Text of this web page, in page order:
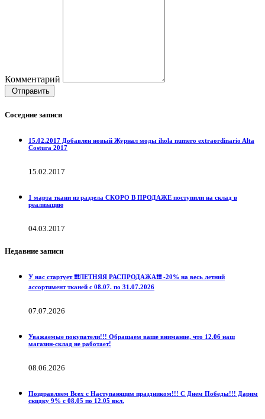
Комментарий
Отправить
Соседние записи
15.02.2017 Добавлен новый Журнал моды ihola numero extraordinario Alta
Costura 2017
15.02.2017
1 марта ткани из раздела СКОРО В ПРОДАЖЕ поступили на склад в
реализацию
04.03.2017
Недавние записи
У нас стартует ❗️❗️❗️ЛЕТНЯЯ РАСПРОДАЖА❗️❗️❗️ -20% на весь летний
ассортимент тканей с 08.07. по 31.07.2026
07.07.2026
Уважаемые покупатели!!! Обращаем ваше внимание, что 12.06 наш
магазин-склад не работает!
08.06.2026
Поздравляем Всех с Наступающим праздником!!! С Днем Победы!!! Дарим
скидку 9% с 08.05 по 12.05 вкл.